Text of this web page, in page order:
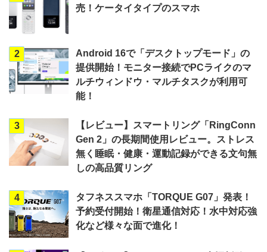
売！ケータイタイプのスマホ
2
Android 16で「デスクトップモード」の
提供開始！モニター接続でPCライクのマ
ルチウィンドウ・マルチタスクが利用可
能！
3
【レビュー】スマートリング「RingConn
Gen 2」の長期間使用レビュー。ストレス
無く睡眠・健康・運動記録ができる文句無
しの高品質リング
4
タフネススマホ「TORQUE G07」発表！
予約受付開始！衛星通信対応！水中対応強
化など様々な面で進化！